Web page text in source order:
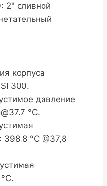
2" сливной
корпуса
300.
давление
°C.
398,8 °C @37,8